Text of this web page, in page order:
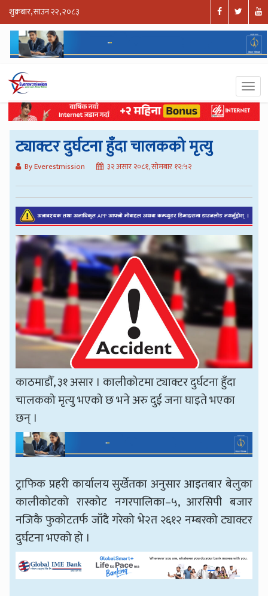
शुक्रबार, साउन २२, २०८३
ट्याक्टर दुर्घटना हुँदा चालकको मृत्यु
By Everestmission ३२ असार २०८१, सोमबार १२:५२
काठमाडौँ, ३१ असार । कालीकोटमा ट्याक्टर दुर्घटना हुँदा
चालकको मृत्यु भएको छ भने अरु दुई जना घाइते भएका
छन् ।
ट्राफिक प्रहरी कार्यालय सुर्खेतका अनुसार आइतबार बेलुका
कालीकोटको रास्कोट नगरपालिका–५, आरसिपी बजार
नजिकै फुकोटतर्फ जाँदै गरेको भे२त २६१२ नम्बरको ट्याक्टर
दुर्घटना भएको हो ।